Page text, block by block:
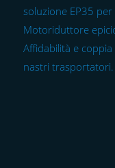
soluzione EP35
Motoriduttore
Affidabilità e
nastri trasportatori.